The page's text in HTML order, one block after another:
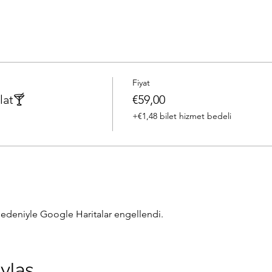
Fiyat
€59,00
+€1,48 bilet hizmet bedeli
Google Haritalar engellendi.